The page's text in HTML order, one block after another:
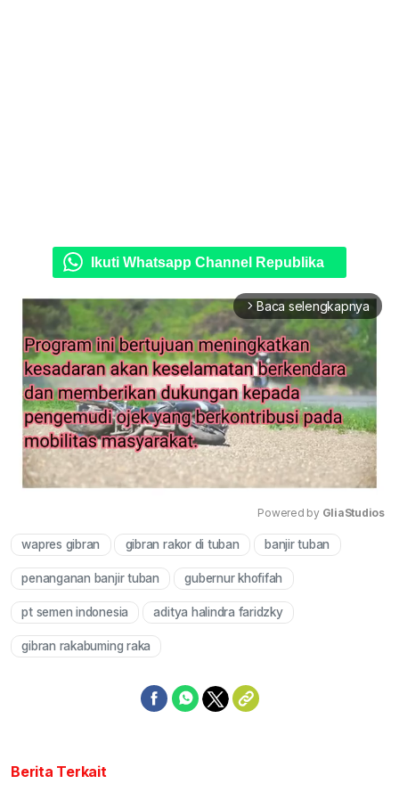
Ikuti Whatsapp Channel Republika
arrow_forward_ios Baca selengkapnya
Mute
Powered by GliaStudios
wapres gibran gibran rakor di tuban banjir tuban
penanganan banjir tuban gubernur khofifah
pt semen indonesia aditya halindra faridzky
gibran rakabuming raka
Berita Terkait